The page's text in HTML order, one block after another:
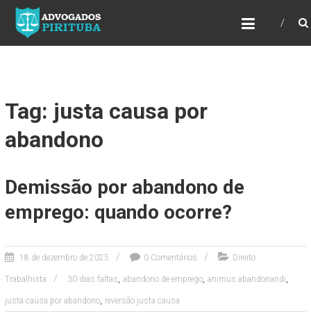
ADVOGADOS PIRITUBA
Precisando de advogado? Entre em contato!
Fazemos toda a assessoria que você
Tag: justa causa por
abandono
Demissão por abandono de
emprego: quando ocorre?
18 de dezembro de 2025 0 Comentários Direito
Trabalhista 30 dias faltas, abandono de emprego, animus abandonandi,
justa causa por abandono, reversão justa causa